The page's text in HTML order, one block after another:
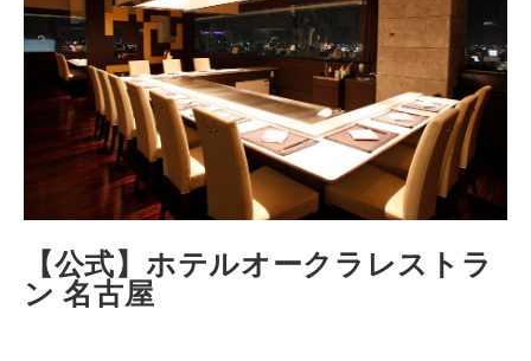
【公式】ホテルオークラレストラ
ン 名古屋